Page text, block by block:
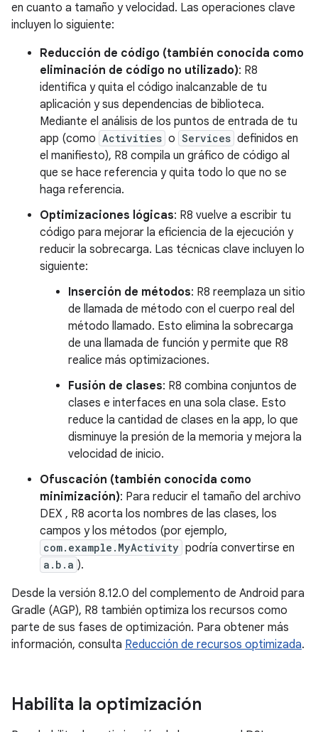
en cuanto a tamaño y velocidad. Las operaciones clave
incluyen lo siguiente:
Reducción de código (también conocida como
eliminación de código no utilizado): R8
identifica y quita el código inalcanzable de tu
aplicación y sus dependencias de biblioteca.
Mediante el análisis de los puntos de entrada de tu
app (como Activities o Services definidos en
el manifiesto), R8 compila un gráfico de código al
que se hace referencia y quita todo lo que no se
haga referencia.
Optimizaciones lógicas: R8 vuelve a escribir tu
código para mejorar la eficiencia de la ejecución y
reducir la sobrecarga. Las técnicas clave incluyen lo
siguiente:
Inserción de métodos: R8 reemplaza un sitio
de llamada de método con el cuerpo real del
método llamado. Esto elimina la sobrecarga
de una llamada de función y permite que R8
realice más optimizaciones.
Fusión de clases: R8 combina conjuntos de
clases e interfaces en una sola clase. Esto
reduce la cantidad de clases en la app, lo que
disminuye la presión de la memoria y mejora la
velocidad de inicio.
Ofuscación (también conocida como
minimización): Para reducir el tamaño del archivo
DEX , R8 acorta los nombres de las clases, los
campos y los métodos (por ejemplo,
com.example.MyActivity podría convertirse en
a.b.a ).
Desde la versión 8.12.0 del complemento de Android para
Gradle (AGP), R8 también optimiza los recursos como
parte de sus fases de optimización. Para obtener más
información, consulta Reducción de recursos optimizada.
Habilita la optimización